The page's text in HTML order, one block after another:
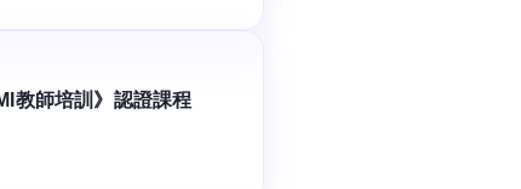
教師培訓》認證課程